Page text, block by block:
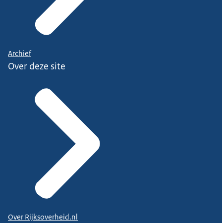
Archief
Over deze site
Over Rijksoverheid.nl